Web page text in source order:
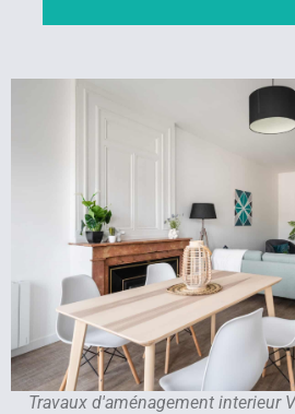
Travaux d'aménagement interieur